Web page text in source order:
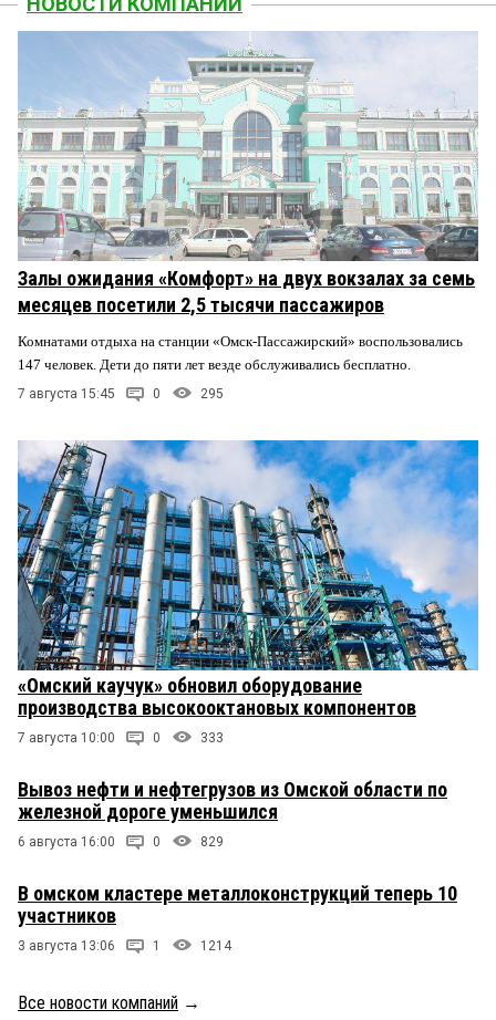
Залы ожидания «Комфорт» на двух вокзалах за семь
месяцев посетили 2,5 тысячи пассажиров
Комнатами отдыха на станции «Омск-Пассажирский» воспользовались
147 человек. Дети до пяти лет везде обслуживались бесплатно.
7 августа 15:45 0 295
«Омский каучук» обновил оборудование
производства высокооктановых компонентов
7 августа 10:00 0 333
Вывоз нефти и нефтегрузов из Омской области по
железной дороге уменьшился
6 августа 16:00 0 829
В омском кластере металлоконструкций теперь 10
участников
3 августа 13:06 1 1214
Все новости компаний →